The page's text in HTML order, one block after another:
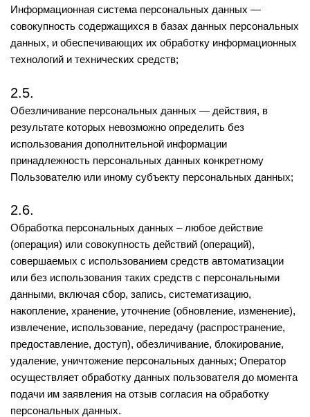
Информационная система персональных данных —
совокупность содержащихся в базах данных персональных
данных, и обеспечивающих их обработку информационных
технологий и технических средств;
2.5.
Обезличивание персональных данных — действия, в
результате которых невозможно определить без
использования дополнительной информации
принадлежность персональных данных конкретному
Пользователю или иному субъекту персональных данных;
2.6.
Обработка персональных данных – любое действие
(операция) или совокупность действий (операций),
совершаемых с использованием средств автоматизации
или без использования таких средств с персональными
данными, включая сбор, запись, систематизацию,
накопление, хранение, уточнение (обновление, изменение),
извлечение, использование, передачу (распространение,
предоставление, доступ), обезличивание, блокирование,
удаление, уничтожение персональных данных; Оператор
осуществляет обработку данных пользователя до момента
подачи им заявления на отзыв согласия на обработку
персональных данных.